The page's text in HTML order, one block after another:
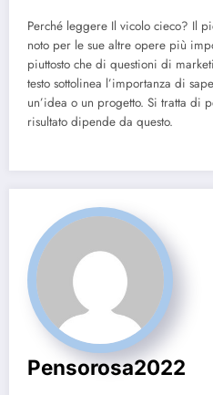
Perché leggere Il vicolo cieco? Il
noto per le sue altre opere più
piuttosto che di questioni di
testo sottolinea l’importanza di
un’idea o un progetto. Si tratta di
risultato dipende da questo.
Pensorosa2022